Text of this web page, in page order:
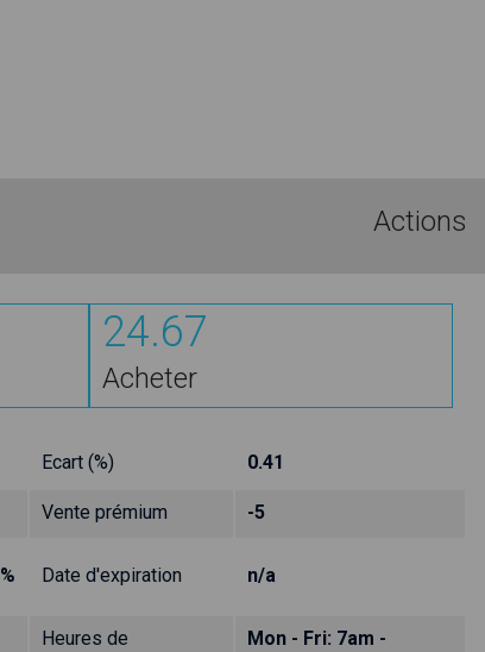
Actions
24.67
Acheter
Ecart (%) 0.41
Vente prémium -5
Date d'expiration n/a
Heures de
Mon - Fri: 7am -